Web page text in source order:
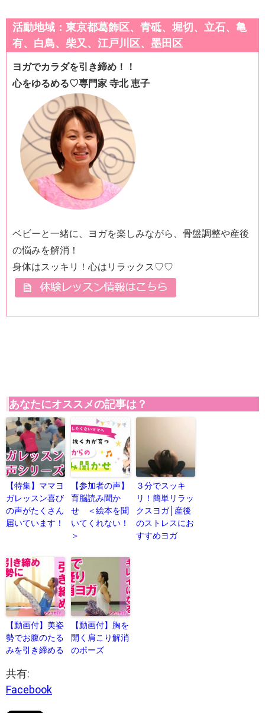
活動地域：東京都葛飾区、青砥、堀切、立石、亀
有、白鳥、柴又、江戸川区、墨田区
ヨガでカラダを引き締め！！
心をゆるめる♡専門家 寺北 恵子
ベビーと一緒に、ヨガを楽しみながら、骨盤調整や産後
の悩みを解消！
身体はスッキリ！心はリラックス♡♡
あなたにオススメの記事は？
【特集】ママヨ
ガレッスン喜び
の声がたくさん
届いています！
【参加者の声】
育脳読み聞か
せ ＜絵本を聞
いてくれない！
＞
３分でスッキ
リ！簡単リラッ
クスヨガ│産後
のストレスにお
すすめヨガ
【動画付】美姿
勢でお腹のたる
みを引き締める
【動画付】胸を
開く肩こり解消
のポーズ
共有:
Facebook